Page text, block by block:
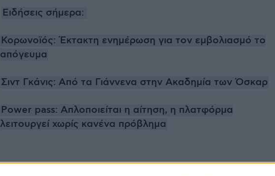
Ειδήσεις σήμερα:
Κορωνοϊός: Έκτακτη ενημέρωση για τον εμβολιασμό το
απόγευμα
Σιντ Γκάνις: Από τα Γιάννενα στην Ακαδημία των Όσκαρ
Power pass: Απλοποιείται η αίτηση, η πλατφόρμα
λειτουργεί χωρίς κανένα πρόβλημα